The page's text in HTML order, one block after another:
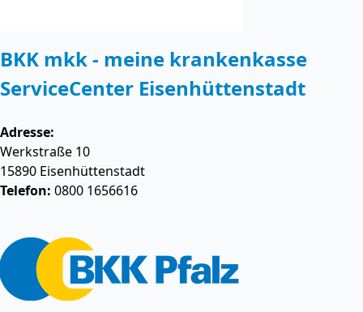
BKK mkk - meine krankenkasse
ServiceCenter Eisenhüttenstadt
Adresse:
Werkstraße 10
15890 Eisenhüttenstadt
Telefon: 0800 1656616